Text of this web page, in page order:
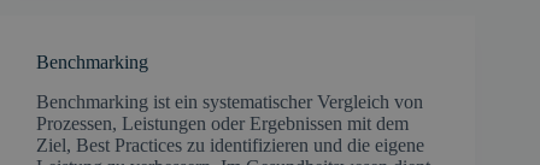
Benchmarking
​Benchmarking ist ein systematischer Vergleich von
Prozessen, Leistungen oder Ergebnissen mit dem
Ziel, Best Practices zu identifizieren und die eigene